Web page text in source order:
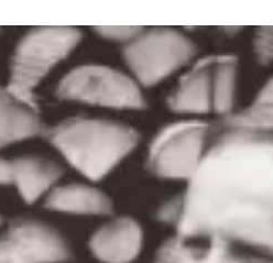
О регионе
Общая информация
Как добраться
Люди, прославившие Алтай
Карты и буклеты